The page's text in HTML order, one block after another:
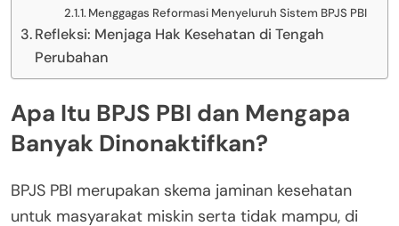
Menggagas Reformasi Menyeluruh Sistem BPJS PBI
Refleksi: Menjaga Hak Kesehatan di Tengah
Perubahan
Apa Itu BPJS PBI dan Mengapa
Banyak Dinonaktifkan?
BPJS PBI merupakan skema jaminan kesehatan
untuk masyarakat miskin serta tidak mampu, di